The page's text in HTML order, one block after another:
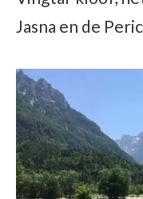
Jasna en de